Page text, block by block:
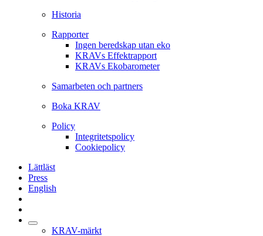
Historia
Rapporter
Ingen beredskap utan eko
KRAVs Effektrapport
KRAVs Ekobarometer
Samarbeten och partners
Boka KRAV
Policy
Integritetspolicy
Cookiepolicy
Lättläst
Press
English
KRAV-märkt